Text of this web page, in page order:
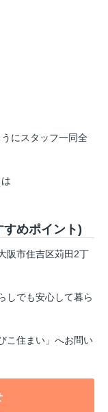
にスタッフ一同全
めポイント)
阪市住吉区苅田2丁
しでも安心して暮ら
こ住まい」へお問い